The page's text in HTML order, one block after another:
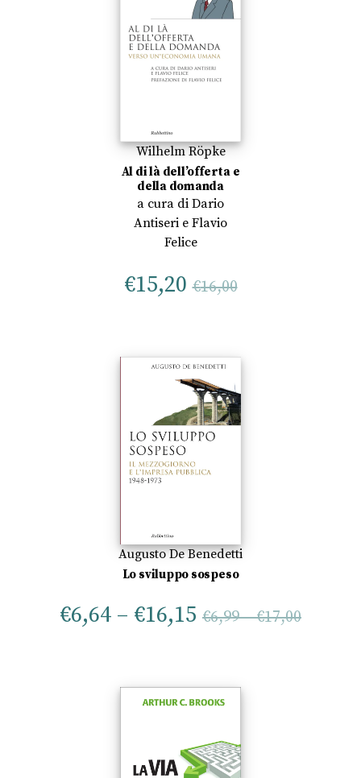
Wilhelm Röpke
Al di là dell’offerta e
della domanda
a cura di Dario
Antiseri e Flavio
Felice
€15,20 €16,00
Augusto De Benedetti
Lo sviluppo sospeso
€6,64 – €16,15 €6,99–€17,00